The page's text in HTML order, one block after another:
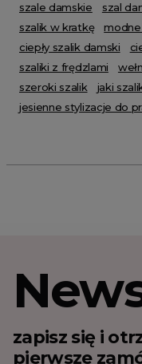
szale damskie
szal
szalik w kratkę
modne
ciepły szalik damski
szaliki z frędzlami
szeroki szalik
jaki
jesienne stylizacje do
zapisz się i
pierwsze